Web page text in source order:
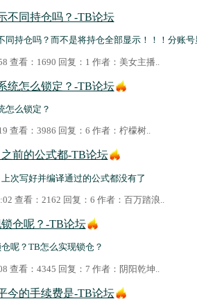
不同持仓吗？-TB论坛
持仓吗？而不是将持仓全部显示！！！分账
查看：1690 回复：1 作者： 美女主播
统怎么锁定？-TB论坛
怎么锁定？
查看：3986 回复：6 作者： 柠檬树..
前的公式都-TB论坛
次写好并编译通过的公式都没有了
查看：2162 回复：6 作者： 百万踏浪..
仓呢？-TB论坛
呢？TB怎么实现锁仓？
查看：4345 回复：7 作者： 阴阳乾坤
今的手续费是-TB论坛